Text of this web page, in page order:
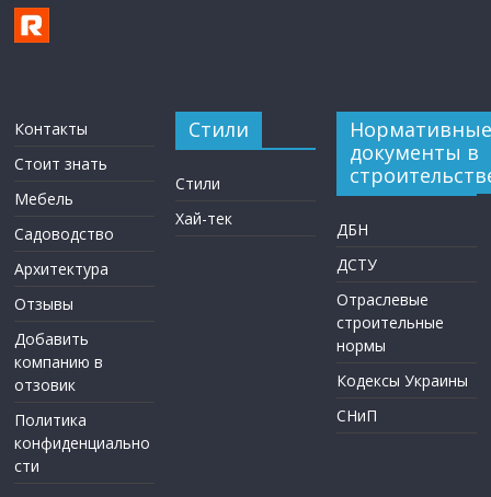
Контакты
Стоит знать
Мебель
Садоводство
Архитектура
Отзывы
Добавить
компанию в
отзовик
Политика
конфиденциально
сти
Стили
Стили
Хай-тек
Нормативные
документы в
ДБН
ДСТУ
Отраслевые
строительные
нормы
Кодексы Украины
СНиП